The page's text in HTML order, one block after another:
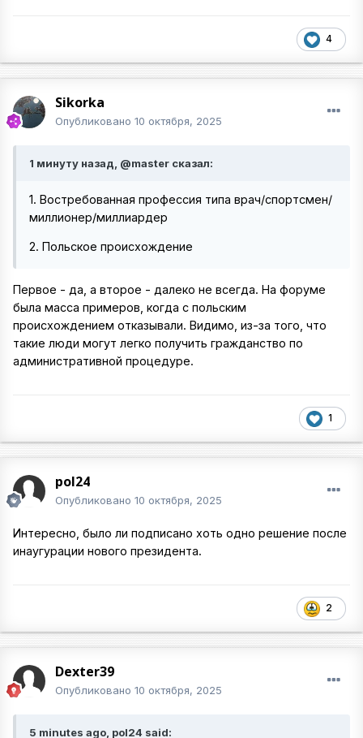
4
Sikorka
Опубликовано 10 октября, 2025
1 минуту назад, @master сказал:
1. Востребованная профессия типа врач/спортсмен/
миллионер/миллиардер
2. Польское происхождение
Первое - да, а второе - далеко не всегда. На форуме
была масса примеров, когда с польским
происхождением отказывали. Видимо, из-за того, что
такие люди могут легко получить гражданство по
административной процедуре.
1
pol24
Опубликовано 10 октября, 2025
Интересно, было ли подписано хоть одно решение после
инаугурации нового президента.
2
Dexter39
Опубликовано 10 октября, 2025
5 minutes ago, pol24 said: